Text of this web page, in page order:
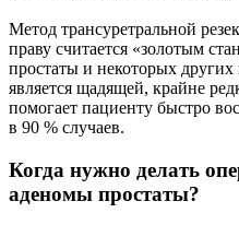
Метод трансуретральной
праву считается «золотым
простаты и некоторых
является щадящей, крайне
помогает пациенту быстро
в 90 % случаев.
Когда нужно делать
аденомы простаты?